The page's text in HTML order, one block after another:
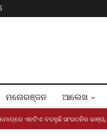
ମନୋରଞ୍ଜନ ଆଲେଖ
ଏନଟିଏ: ବଦଳୁଛି ସାଂଗଠନିକ